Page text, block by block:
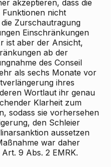
akzeptieren, dass die
nicht
Zurschautragung
Einschränkungen
ist aber der Ansicht,
ab der
des Conseil
als sechs Monate vor
ihres
Wortlaut ihr genau
Klarheit zum
sodass sie vorhersehen
den Schleier
aussetzen
war daher
9 Abs. 2 EMRK.